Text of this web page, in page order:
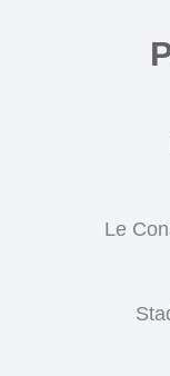
Le